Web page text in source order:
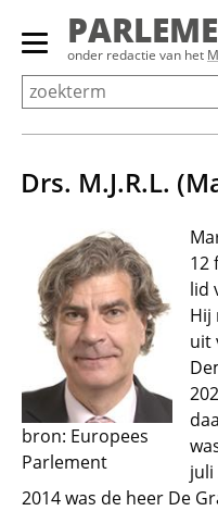
Overslaan
Primair
menu
tonen/verbergen
onder redactie van het
Drs. M.J.R.L.
bron: Europees
Parlement
12
lid
Hij
uit
juli
2014 was de heer De